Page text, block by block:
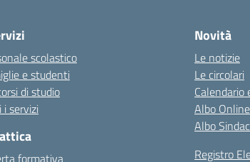
scolastico
e studenti
di studio
i servizi
formativa
Novità
Le notizie
Le circolari
Calendario
Albo Online
Albo
Registro